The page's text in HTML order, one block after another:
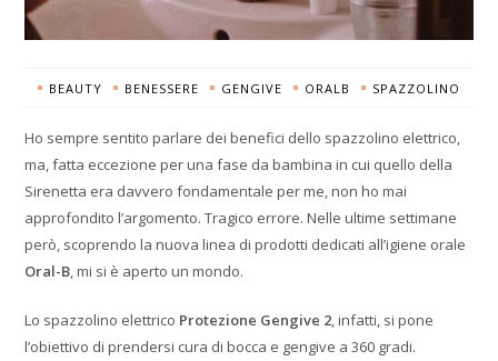
BEAUTY BENESSERE GENGIVE ORALB SPAZZOLINO
Ho sempre sentito parlare dei benefici dello spazzolino elettrico,
ma, fatta eccezione per una fase da bambina in cui quello della
Sirenetta era davvero fondamentale per me, non ho mai
approfondito l’argomento. Tragico errore. Nelle ultime settimane
però, scoprendo la nuova linea di prodotti dedicati all’igiene orale
Oral-B , mi si è aperto un mondo.
Lo spazzolino elettrico Protezione Gengive 2 , infatti, si pone
l’obiettivo di prendersi cura di bocca e gengive a 360 gradi.